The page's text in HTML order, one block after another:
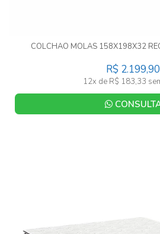
COLCHAO MOLAS 158X198X32
R$ 2.199,90
12x de R$ 183,33